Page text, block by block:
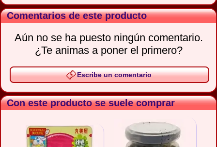
Comentarios de este producto
Aún no se ha puesto ningún comentario.
¿Te animas a poner el primero?
Escribe un comentario
Con este producto se suele comprar